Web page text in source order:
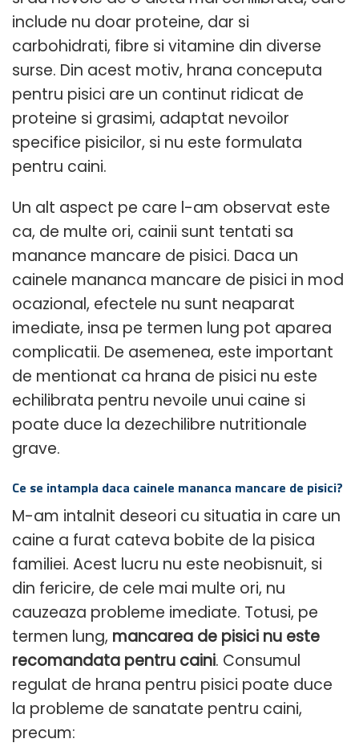
include nu doar proteine, dar si
carbohidrati, fibre si vitamine din diverse
surse. Din acest motiv, hrana conceputa
pentru pisici are un continut ridicat de
proteine si grasimi, adaptat nevoilor
specifice pisicilor, si nu este formulata
pentru caini.
Un alt aspect pe care l-am observat este
ca, de multe ori, cainii sunt tentati sa
manance mancare de pisici. Daca un
cainele mananca mancare de pisici in mod
ocazional, efectele nu sunt neaparat
imediate, insa pe termen lung pot aparea
complicatii. De asemenea, este important
de mentionat ca hrana de pisici nu este
echilibrata pentru nevoile unui caine si
poate duce la dezechilibre nutritionale
grave.
Ce se intampla daca cainele mananca mancare de pisici?
M-am intalnit deseori cu situatia in care un
caine a furat cateva bobite de la pisica
familiei. Acest lucru nu este neobisnuit, si
din fericire, de cele mai multe ori, nu
cauzeaza probleme imediate. Totusi, pe
termen lung, mancarea de pisici nu este
recomandata pentru caini. Consumul
regulat de hrana pentru pisici poate duce
la probleme de sanatate pentru caini,
precum: